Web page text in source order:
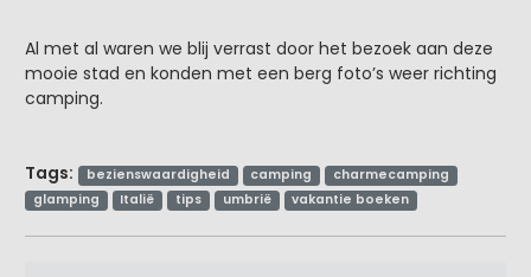
Al met al waren we blij verrast door het bezoek aan deze
mooie stad en konden met een berg foto’s weer richting
camping.
Tags: bezienswaardigheid camping
charmecamping
glamping
Italië tips umbrië vakantie boeken